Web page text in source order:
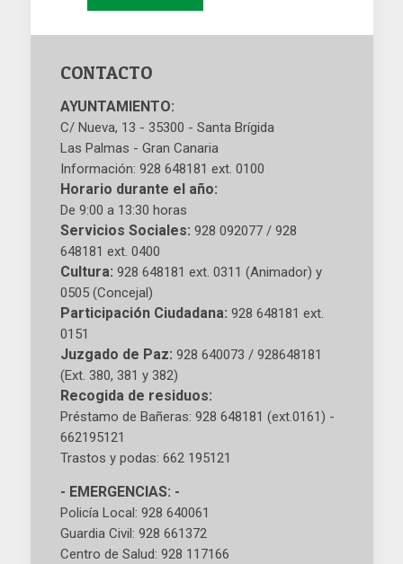
CONTACTO
AYUNTAMIENTO:
C/ Nueva, 13 - 35300 - Santa Brígida
Las Palmas - Gran Canaria
Información: 928 648181 ext. 0100
Horario durante el año:
De 9:00 a 13:30 horas
Servicios Sociales: 928 092077 / 928
648181 ext. 0400
Cultura: 928 648181 ext. 0311 (Animador) y
0505 (Concejal)
Participación Ciudadana: 928 648181 ext.
0151
Juzgado de Paz: 928 640073 / 928648181
(Ext. 380, 381 y 382)
Recogida de residuos:
Préstamo de Bañeras: 928 648181 (ext.0161) -
662195121
Trastos y podas: 662 195121
- EMERGENCIAS: -
Policía Local: 928 640061
Guardia Civil: 928 661372
Centro de Salud: 928 117166